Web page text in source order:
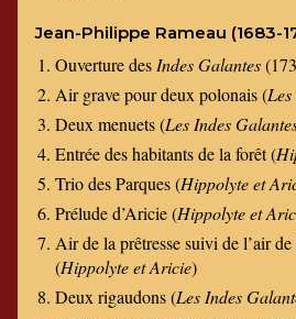
Jean-Philippe Rameau (1683-
Ouverture desIndes Galantes
Air grave pour deux polonais (Les
Deux menuets (Les Indes
Entrée des habitants de la forêt (
Trio des Parques (Hippolyte et
Prélude d’Aricie (Hippolyte et
Air de la prêtresse suivi de l’air
(Hippolyte et Aricie)
Deux rigaudons (Les Indes